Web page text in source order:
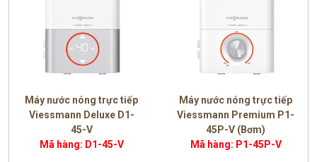
Máy nước nóng trực tiếp
Viessmann Deluxe D1-
45-V
Mã hàng: D1-45-V
Máy nước nóng trực tiếp
Viessmann Premium P1-
45P-V (Bơm)
Mã hàng: P1-45P-V